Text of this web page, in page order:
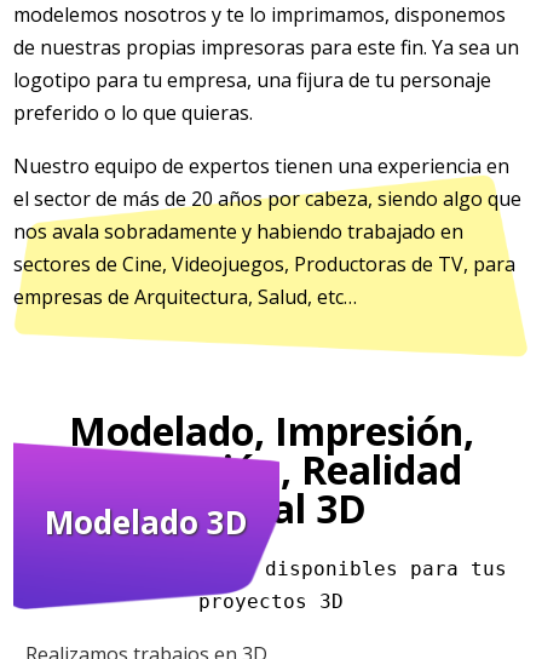
modelemos nosotros y te lo imprimamos, disponemos
de nuestras propias impresoras para este fin. Ya sea un
logotipo para tu empresa, una fijura de tu personaje
preferido o lo que quieras.
Nuestro equipo de expertos tienen una experiencia en
el sector de más de 20 años por cabeza, siendo algo que
nos avala sobradamente y habiendo trabajado en
sectores de Cine, Videojuegos, Productoras de TV, para
empresas de Arquitectura, Salud, etc…
Modelado, Impresión,
Animación, Realidad
Virtual 3D
Todos los servicios disponibles para tus
proyectos 3D
Modelado 3D